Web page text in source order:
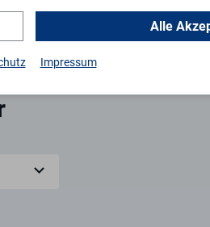
Alle
Impressum